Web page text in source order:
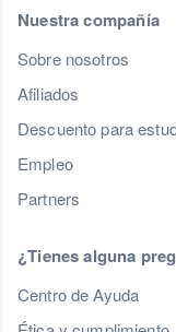
Nuestra compañía
Sobre nosotros
Afiliados
Descuento para
Empleo
Partners
¿Tienes alguna
Centro de Ayuda